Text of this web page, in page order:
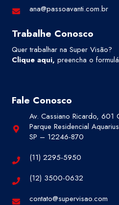
ana@passoavanti.com.br
Trabalhe Conosco
Quer trabalhar na Super Visão?
Clique aqui, preencha o
Fale Conosco
Av. Cassiano Ricardo, 601
Parque Residencial
SP – 12246-870
(11) 2295-5950
(12) 3500-0632
contato@supervisao.com